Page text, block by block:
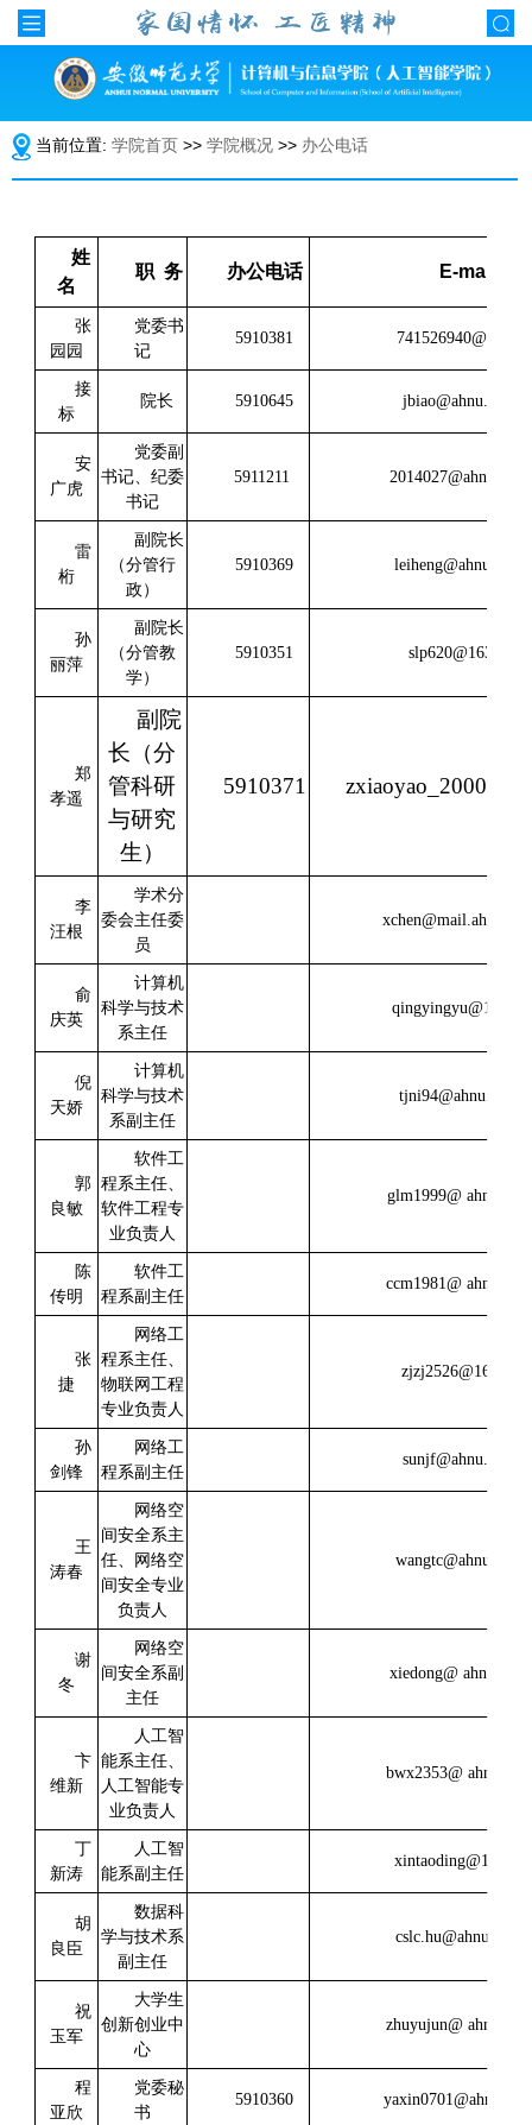
当前位置: 学院首页 >> 学院概况 >> 办公电话
姓
名
职 务 办公电话 E-mail
张
园园
党委书
记
5910381
接
标
院长 5910645 jbiao@ahnu.edu.cn
安
广虎
党委副
书记、纪委
书记
5911211
雷
桁
副院长
（分管行
政）
5910369
孙
丽萍
副院长
（分管教
学）
5910351 slp620@163.com
郑
孝遥
副院
长（分
管科研
与研究
生）
5910371
李
汪根
学术分
委会主任委
员
俞
庆英
计算机
科学与技术
系主任
倪
天娇
计算机
科学与技术
系副主任
郭
良敏
软件工
程系主任、
软件工程专
业负责人
glm1999@
陈
传明
软件工
程系副主任
ccm1981@
张
捷
网络工
程系主任、
物联网工程
专业负责人
zjzj2526@163.com
孙
剑锋
网络工
程系副主任
sunjf@ahnu.edu.cn
王
涛春
网络空
间安全系主
任、网络空
间安全专业
负责人
谢
冬
网络空
间安全系副
主任
xiedong@
卞
维新
人工智
能系主任、
人工智能专
业负责人
bwx2353@
丁
新涛
人工智
能系副主任
胡
良臣
数据科
学与技术系
副主任
祝
玉军
大学生
创新创业中
心
zhuyujun@
程
亚欣
党委秘
书
5910360